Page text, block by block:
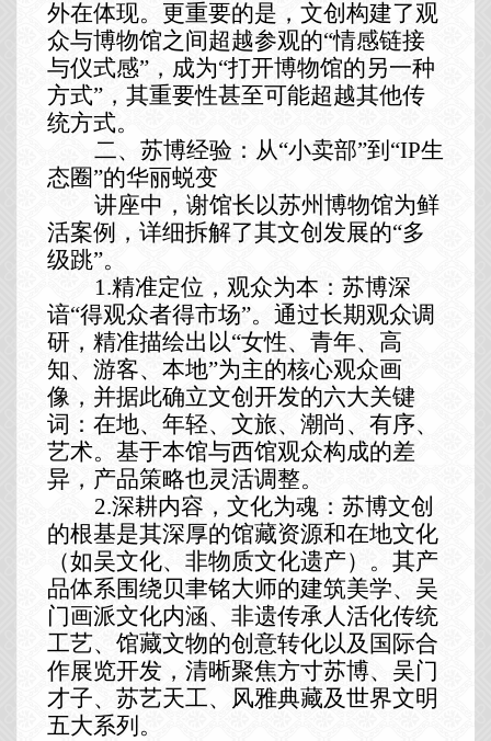
外在体现。更重要的是，文创构建了观
众与博物馆之间超越参观的“情感链接
与仪式感”，成为“打开博物馆的另一种
方式”，其重要性甚至可能超越其他传
统方式。
二、苏博经验：从“小卖部”到“IP生
态圈”的华丽蜕变
讲座中， 谢馆长以苏州博物馆为鲜
活案例，详细拆解了其文创发展的“多
级跳”。
1.精准定位，观众为本：苏博深
谙“得观众者得市场”。通过长期观众调
研，精准描绘出以“女性、青年、高
知、游客、 本地”为主的核心观众画
像，并据此确立文创开发的六大关键
词：在地、年轻、文旅、潮尚、有序、
艺术。基于本馆与西馆观众构成的差
异，产品策略也灵活调整。
2.深耕内容，文化为魂： 苏博文创
的根基是其深厚的馆藏资源和在地文化
（如吴文化、 非物质文化遗产）。其产
品体系围绕贝聿铭大师的建筑美学、 吴
门画派文化内涵、 非遗传承人活化传统
工艺、 馆藏文物的创意转化以及国际合
作展览开发， 清晰聚焦方寸苏博、吴门
才子、苏艺天工、风雅典藏及世界文明
五大系列 。